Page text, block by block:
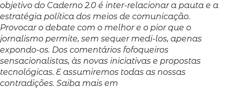
objetivo do Caderno 2.0 é inter-relacionar a pauta e a
estratégia política dos meios de comunicação.
Provocar o debate com o melhor e o pior que o
jornalismo permite, sem sequer medi-los, apenas
expondo-os. Dos comentários fofoqueiros
sensacionalistas, às novas iniciativas e propostas
tecnológicas. E assumiremos todas as nossas
contradições. Saiba mais em